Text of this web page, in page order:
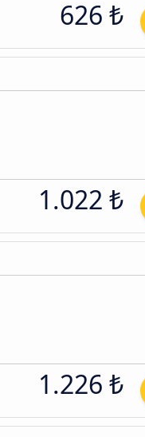
626 ₺
1.022 ₺
1.226 ₺